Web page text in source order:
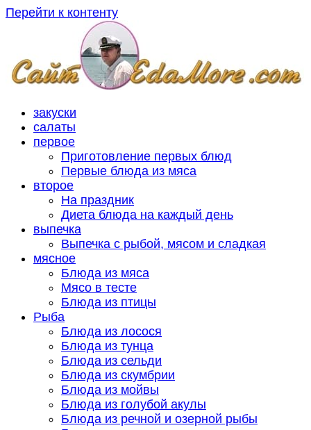
Перейти к контенту
закуски
салаты
первое
Приготовление первых блюд
Первые блюда из мяса
второе
На праздник
Диета блюда на каждый день
выпечка
Выпечка с рыбой, мясом и сладкая
мясное
Блюда из мяса
Мясо в тесте
Блюда из птицы
Рыба
Блюда из лосося
Блюда из тунца
Блюда из сельди
Блюда из скумбрии
Блюда из мойвы
Блюда из голубой акулы
Блюда из речной и озерной рыбы